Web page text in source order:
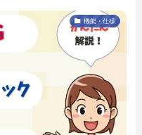
機能・仕様